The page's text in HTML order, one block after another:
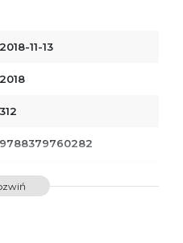
2018-11-13
2018
312
9788379760282
E201049